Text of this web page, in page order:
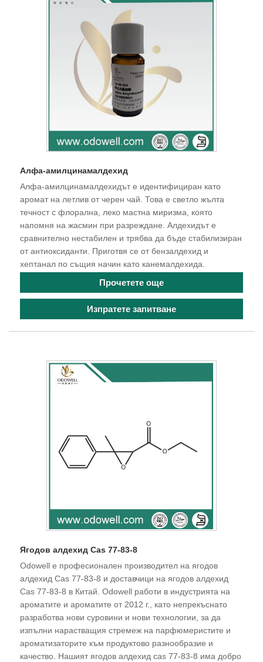
Алфа-амилцинамалдехид
Алфа-амилцинамалдехидът е идентифициран като
аромат на летлив от черен чай. Това е светло жълта
течност с флорална, леко мастна миризма, която
напомня на жасмин при разреждане. Алдехидът е
сравнително нестабилен и трябва да бъде стабилизиран
от антиоксиданти. Приготвя се от бензалдехид и
хептанал по същия начин като канемалдехида.
Прочетете още
Изпратете запитване
Ягодов алдехид Cas 77-83-8
Odowell е професионален производител на ягодов
алдехид Cas 77-83-8 и доставчици на ягодов алдехид
Cas 77-83-8 в Китай. Odowell работи в индустрията на
ароматите и ароматите от 2012 г., като непрекъснато
разработва нови суровини и нови технологии, за да
изпълни нарастващия стремеж на парфюмеристите и
ароматизаторите към продуктово разнообразие и
качество. Нашият ягодов алдехид cas 77-83-8 има добро